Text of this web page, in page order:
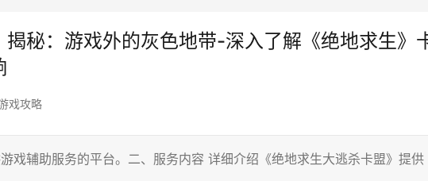
揭秘：游戏外的灰色地带-深入了解《绝地求生》
戏攻略
戏辅助服务的平台。二、服务内容 详细介绍《绝地求生大逃杀卡盟》提供